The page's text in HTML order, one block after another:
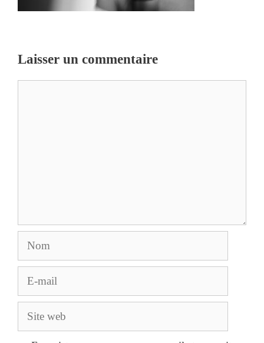
Laisser un commentaire
Nom
E-
Site